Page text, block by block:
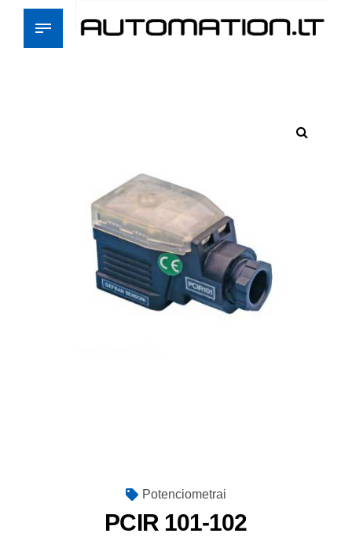
Potenciometrai
PCIR 101-102